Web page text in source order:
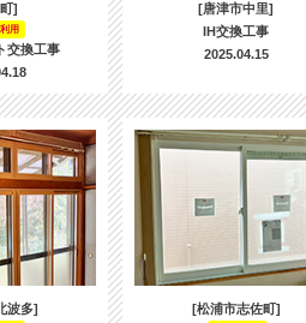
]
用
交換工事
[唐津市中里]
IH交換工事
2025.04.15
波多] [松浦市志佐町]